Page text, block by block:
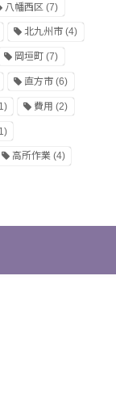
八幡西区 (7)
北九州市 (4)
岡垣町 (7)
直方市 (6)
費用 (2)
高所作業(4)